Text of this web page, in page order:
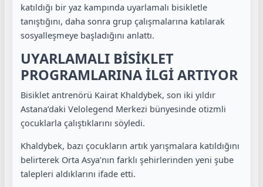
katıldığı bir yaz kampında uyarlamalı bisikletle
tanıştığını, daha sonra grup çalışmalarına katılarak
sosyalleşmeye başladığını anlattı.
UYARLAMALI BİSİKLET
PROGRAMLARINA İLGİ ARTIYOR
Bisiklet antrenörü Kairat Khaldybek, son iki yıldır
Astana’daki Velolegend Merkezi bünyesinde otizmli
çocuklarla çalıştıklarını söyledi.
Khaldybek, bazı çocukların artık yarışmalara katıldığını
belirterek Orta Asya’nın farklı şehirlerinden yeni şube
talepleri aldıklarını ifade etti.